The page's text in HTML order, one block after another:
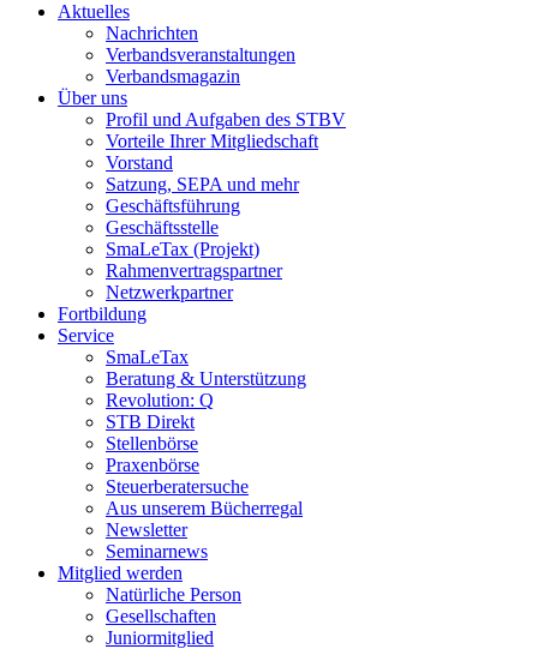
Aktuelles
Nachrichten
Verbandsveranstaltungen
Verbandsmagazin
Über uns
Profil und Aufgaben des STBV
Vorteile Ihrer Mitgliedschaft
Vorstand
Satzung, SEPA und mehr
Geschäftsführung
Geschäftsstelle
SmaLeTax (Projekt)
Rahmenvertragspartner
Netzwerkpartner
Fortbildung
Service
SmaLeTax
Beratung & Unterstützung
Revolution: Q
STB Direkt
Stellenbörse
Praxenbörse
Steuerberatersuche
Aus unserem Bücherregal
Newsletter
Seminarnews
Mitglied werden
Natürliche Person
Gesellschaften
Juniormitglied